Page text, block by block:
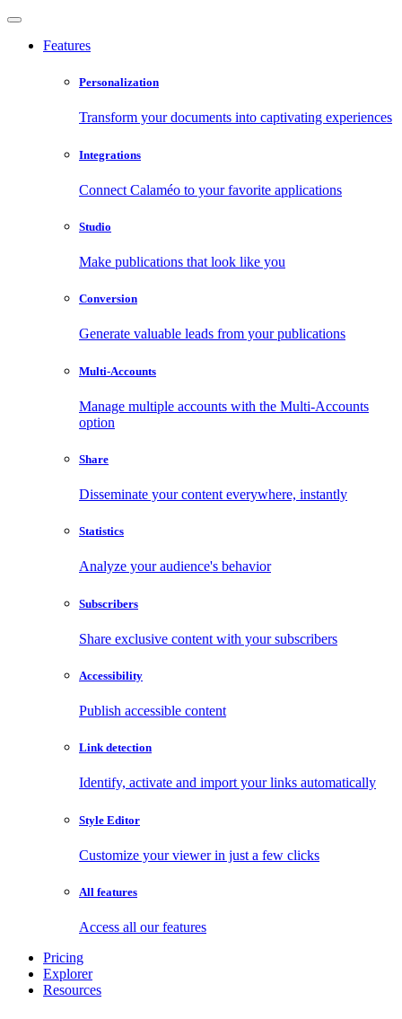
Features
Personalization
Transform your documents into captivating experiences
Integrations
Connect Calaméo to your favorite applications
Studio
Make publications that look like you
Conversion
Generate valuable leads from your publications
Multi-Accounts
Manage multiple accounts with the Multi-Accounts
option
Share
Disseminate your content everywhere, instantly
Statistics
Analyze your audience's behavior
Subscribers
Share exclusive content with your subscribers
Accessibility
Publish accessible content
Link detection
Identify, activate and import your links automatically
Style Editor
Customize your viewer in just a few clicks
All features
Access all our features
Pricing
Explorer
Resources